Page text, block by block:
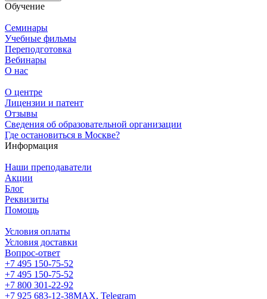
Обучение
Семинары
Учебные фильмы
Переподготовка
Вебинары
О нас
О центре
Лицензии и патент
Отзывы
Сведения об образовательной организации
Где остановиться в Москве?
Информация
Наши преподаватели
Акции
Блог
Реквизиты
Помощь
Условия оплаты
Условия доставки
Вопрос-ответ
+7 495 150-75-52
+7 495 150-75-52
+7 800 301-22-92
+7 925 683-12-38MAX, Telegram